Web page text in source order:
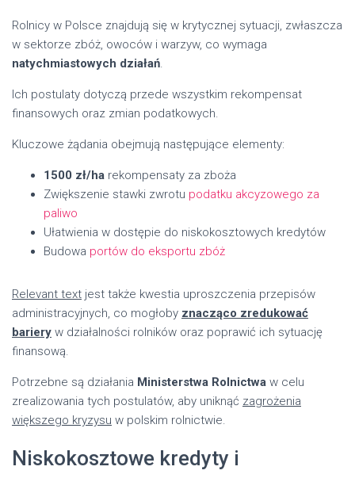
Rolnicy w Polsce znajdują się w krytycznej sytuacji, zwłaszcza
w sektorze zbóż, owoców i warzyw, co wymaga
natychmiastowych działań.
Ich postulaty dotyczą przede wszystkim rekompensat
finansowych oraz zmian podatkowych.
Kluczowe żądania obejmują następujące elementy:
1500 zł/ha rekompensaty za zboża
Zwiększenie stawki zwrotu podatku akcyzowego za
paliwo
Ułatwienia w dostępie do niskokosztowych kredytów
Budowa portów do eksportu zbóż
Relevant text jest także kwestia uproszczenia przepisów
administracyjnych, co mogłoby znacząco zredukować
bariery w działalności rolników oraz poprawić ich sytuację
finansową.
Potrzebne są działania Ministerstwa Rolnictwa w celu
zrealizowania tych postulatów, aby uniknąć zagrożenia
większego kryzysu w polskim rolnictwie.
Niskokosztowe kredyty i